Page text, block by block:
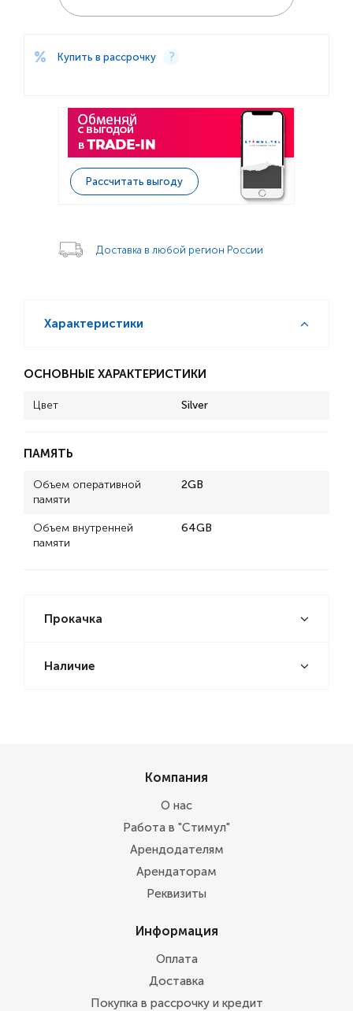
Купить в рассрочку
Рассчитать выгоду
Доставка в любой регион России
Характеристики
ОСНОВНЫЕ ХАРАКТЕРИСТИКИ
Цвет Silver
ПАМЯТЬ
Объем оперативной
памяти
2GB
Объем внутренней
памяти
64GB
Прокачка
Наличие
Компания
О нас
Работа в "Стимул"
Арендодателям
Арендаторам
Реквизиты
Информация
Оплата
Доставка
Покупка в рассрочку и кредит